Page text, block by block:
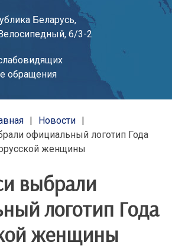
Беларусь,
6/3-2
обращения
Новости
официальный логотип Года
женщины
выбрали
логотип Года
женщины